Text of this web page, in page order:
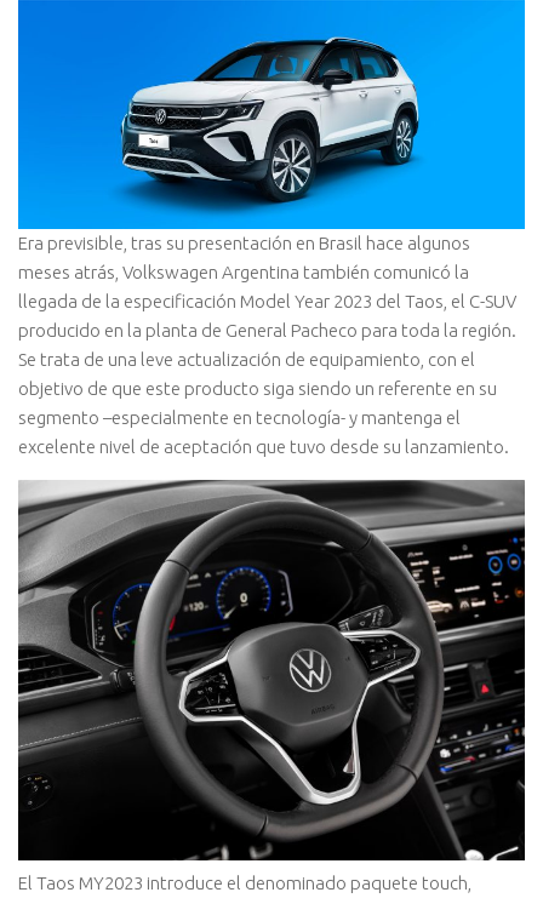
Era previsible, tras su presentación en Brasil hace algunos
meses atrás, Volkswagen Argentina también comunicó la
llegada de la especificación Model Year 2023 del Taos, el C-SUV
producido en la planta de General Pacheco para toda la región.
Se trata de una leve actualización de equipamiento, con el
objetivo de que este producto siga siendo un referente en su
segmento –especialmente en tecnología- y mantenga el
excelente nivel de aceptación que tuvo desde su lanzamiento.
El Taos MY2023 introduce el denominado paquete touch,